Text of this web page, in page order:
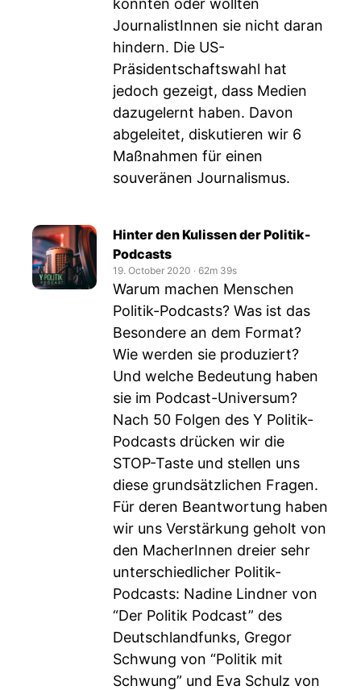
konnten oder wollten
JournalistInnen sie nicht daran
hindern. Die US-
Präsidentschaftswahl hat
jedoch gezeigt, dass Medien
dazugelernt haben. Davon
abgeleitet, diskutieren wir 6
Maßnahmen für einen
souveränen Journalismus.
Hinter den Kulissen der Politik-
Podcasts
19. October 2020 ‧ 62m 39s
Warum machen Menschen
Politik-Podcasts? Was ist das
Besondere an dem Format?
Wie werden sie produziert?
Und welche Bedeutung haben
sie im Podcast-Universum?
Nach 50 Folgen des Y Politik-
Podcasts drücken wir die
STOP-Taste und stellen uns
diese grundsätzlichen Fragen.
Für deren Beantwortung haben
wir uns Verstärkung geholt von
den MacherInnen dreier sehr
unterschiedlicher Politik-
Podcasts: Nadine Lindner von
“Der Politik Podcast” des
Deutschlandfunks, Gregor
Schwung von “Politik mit
Schwung” und Eva Schulz von